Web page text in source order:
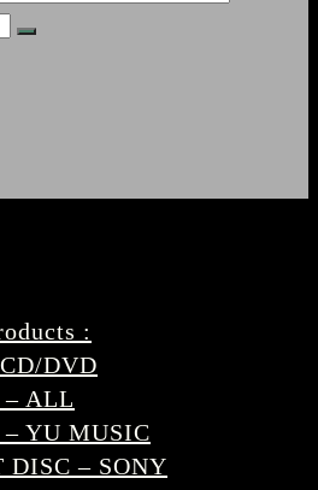
:
DVD
ALL
YU MUSIC
DISC – SONY